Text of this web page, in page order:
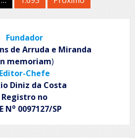
Fundador
de Arruda e Miranda
memoriam)
Editor-Chefe
Diniz da Costa
Registro no
No 0097127/SP